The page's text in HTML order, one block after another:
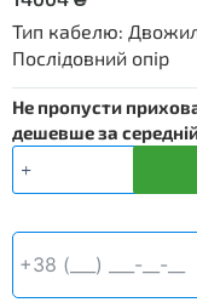
Тип кабелю:
Послідовний опір
Не пропусти
дешевше за
Нагрівальний
кабель
10Т